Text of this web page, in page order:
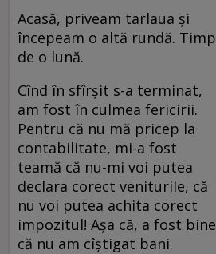
Acasă, priveam tarlaua şi
începeam o altă rundă. Timp
de o lună.
Cînd în sfîrşit s-a terminat,
am fost în culmea fericirii.
Pentru că nu mă pricep la
contabilitate, mi-a fost
teamă că nu-mi voi putea
declara corect veniturile, că
nu voi putea achita corect
impozitul! Aşa că, a fost bine
că nu am cîştigat bani.